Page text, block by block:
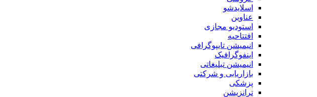
اسلایدشو
عناوین
استودیو مجازی
افتتاحیه
انیمیشن تایپوگرافی
اینفوگرافیک
انیمیشن تبلیغاتی
بازاریابی و شرکتی
پزشکی
ترانزیشن